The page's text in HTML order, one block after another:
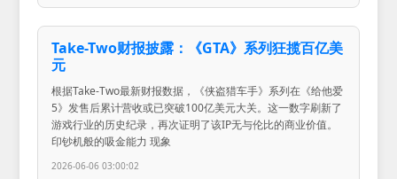
Take-Two财报披露：《GTA》系列狂揽百亿美
元
根据Take-Two最新财报数据，《侠盗猎车手》系列在《给他爱
5》发售后累计营收或已突破100亿美元大关。这一数字刷新了
游戏行业的历史纪录，再次证明了该IP无与伦比的商业价值。
印钞机般的吸金能力 现象
2026-06-06 03:00:02